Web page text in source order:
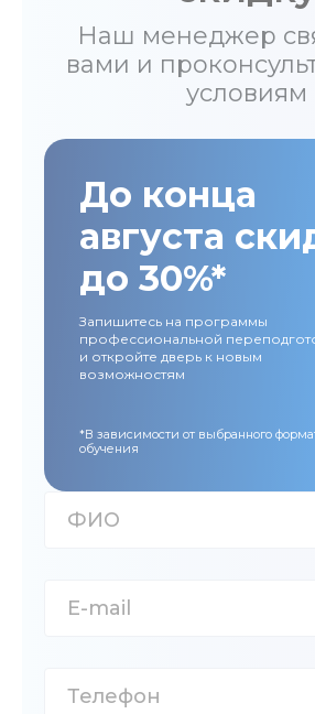
Наш менеджер
вами и
условиям
До конца
августа
до 30%*
Запишитесь на программы
профессиональной
и откройте дверь к новым
возможностям
*В зависимости от выбранного
обучения